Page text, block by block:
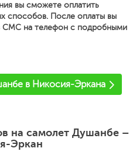
вы сможете оплатить
способов. После оплаты вы
СМС на телефон с подробными
в Никосия-Эркана
на самолет Душанбе –
Эркан